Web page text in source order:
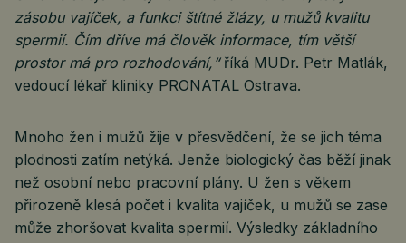
zásobu vajíček, a funkci štítné žlázy, u mužů kvalitu
spermií. Čím dříve má člověk informace, tím větší
prostor má pro rozhodování,“říká MUDr. Petr Matlák,
vedoucí lékař kliniky PRONATAL Ostrava.
Mnoho žen i mužů žije v přesvědčení, že se jich téma
plodnosti zatím netýká. Jenže biologický čas běží jinak
než osobní nebo pracovní plány. U žen s věkem
přirozeně klesá počet i kvalita vajíček, u mužů se zase
může zhoršovat kvalita spermií. Výsledky základního